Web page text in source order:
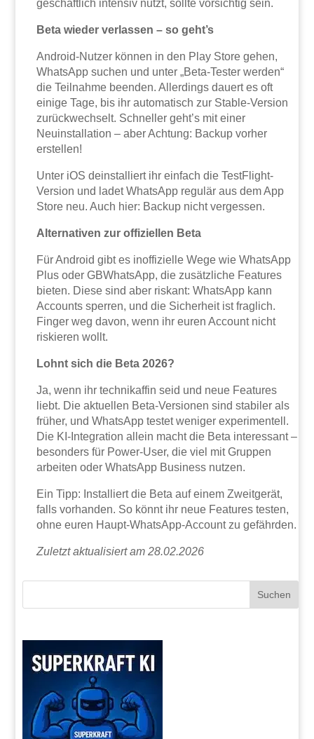
geschäftlich intensiv nutzt, sollte vorsichtig sein.
Beta wieder verlassen – so geht’s
Android-Nutzer können in den Play Store gehen,
WhatsApp suchen und unter „Beta-Tester werden“
die Teilnahme beenden. Allerdings dauert es oft
einige Tage, bis ihr automatisch zur Stable-Version
zurückwechselt. Schneller geht’s mit einer
Neuinstallation – aber Achtung: Backup vorher
erstellen!
Unter iOS deinstalliert ihr einfach die TestFlight-
Version und ladet WhatsApp regulär aus dem App
Store neu. Auch hier: Backup nicht vergessen.
Alternativen zur offiziellen Beta
Für Android gibt es inoffizielle Wege wie WhatsApp
Plus oder GBWhatsApp, die zusätzliche Features
bieten. Diese sind aber riskant: WhatsApp kann
Accounts sperren, und die Sicherheit ist fraglich.
Finger weg davon, wenn ihr euren Account nicht
riskieren wollt.
Lohnt sich die Beta 2026?
Ja, wenn ihr technikaffin seid und neue Features
liebt. Die aktuellen Beta-Versionen sind stabiler als
früher, und WhatsApp testet weniger experimentell.
Die KI-Integration allein macht die Beta interessant –
besonders für Power-User, die viel mit Gruppen
arbeiten oder WhatsApp Business nutzen.
Ein Tipp: Installiert die Beta auf einem Zweitgerät,
falls vorhanden. So könnt ihr neue Features testen,
ohne euren Haupt-WhatsApp-Account zu gefährden.
Zuletzt aktualisiert am 28.02.2026